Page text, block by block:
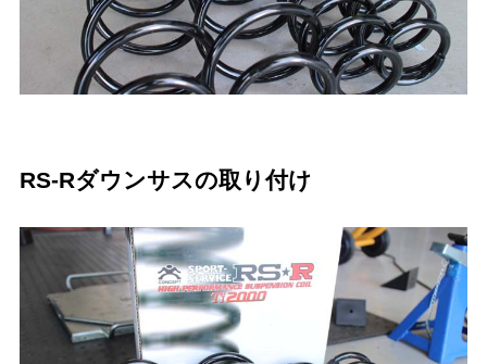
RS-Rダウンサスの取り付け